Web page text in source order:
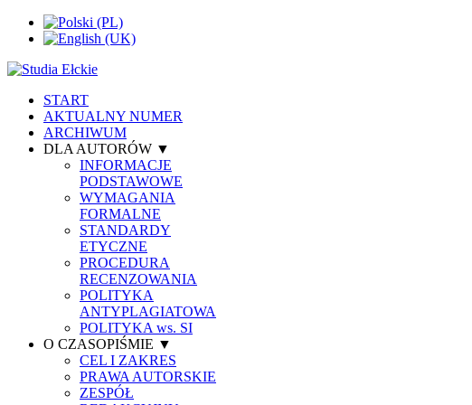
START
AKTUALNY NUMER
ARCHIWUM
DLA AUTORÓW ▼
INFORMACJE
PODSTAWOWE
WYMAGANIA
FORMALNE
STANDARDY
ETYCZNE
PROCEDURA
RECENZOWANIA
POLITYKA
ANTYPLAGIATOWA
POLITYKA ws. SI
O CZASOPIŚMIE ▼
CEL I ZAKRES
PRAWA AUTORSKIE
ZESPÓŁ